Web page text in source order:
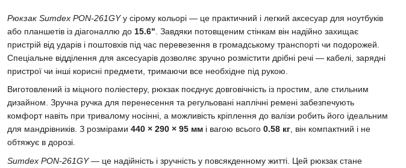
Рюкзак Sumdex PON-261GYу сірому кольорі — це практичний і легкий аксесуар для ноутбуків
або планшетів із діагоналлю до 15.6" . Завдяки потовщеним стінкам він надійно захищає
пристрій від ударів і поштовхів під час перевезення в громадському транспорті чи подорожей.
Спеціальне відділення для аксесуарів дозволяє зручно розмістити дрібні речі — кабелі, зарядні
пристрої чи інші корисні предмети, тримаючи все необхідне під рукою.
Виготовлений із міцного поліестеру, рюкзак поєднує довговічність із простим, але стильним
дизайном. Зручна ручка для перенесення та регульовані наплічні ремені забезпечують
комфорт навіть при тривалому носінні, а можливість кріплення до валізи робить його ідеальним
для мандрівників. З розмірами 440 × 290 × 95 мм і вагою всього 0.58 кг, він компактний і не
обтяжує в дорозі.
Sumdex PON-261GY— це надійність і зручність у повсякденному житті. Цей рюкзак стане